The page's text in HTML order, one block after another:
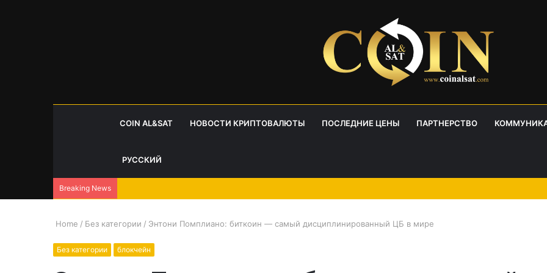
COIN AL&SAT НОВОСТИ КРИПТОВАЛЮТЫ ПОСЛЕДНИЕ ЦЕНЫ ПАРТНЕРСТВО
РУССКИЙ
Breaking News
Home / Без категории / Энтони Помплиано: биткоин — самый дисциплинированный ЦБ в мире
Без категории блокчейн